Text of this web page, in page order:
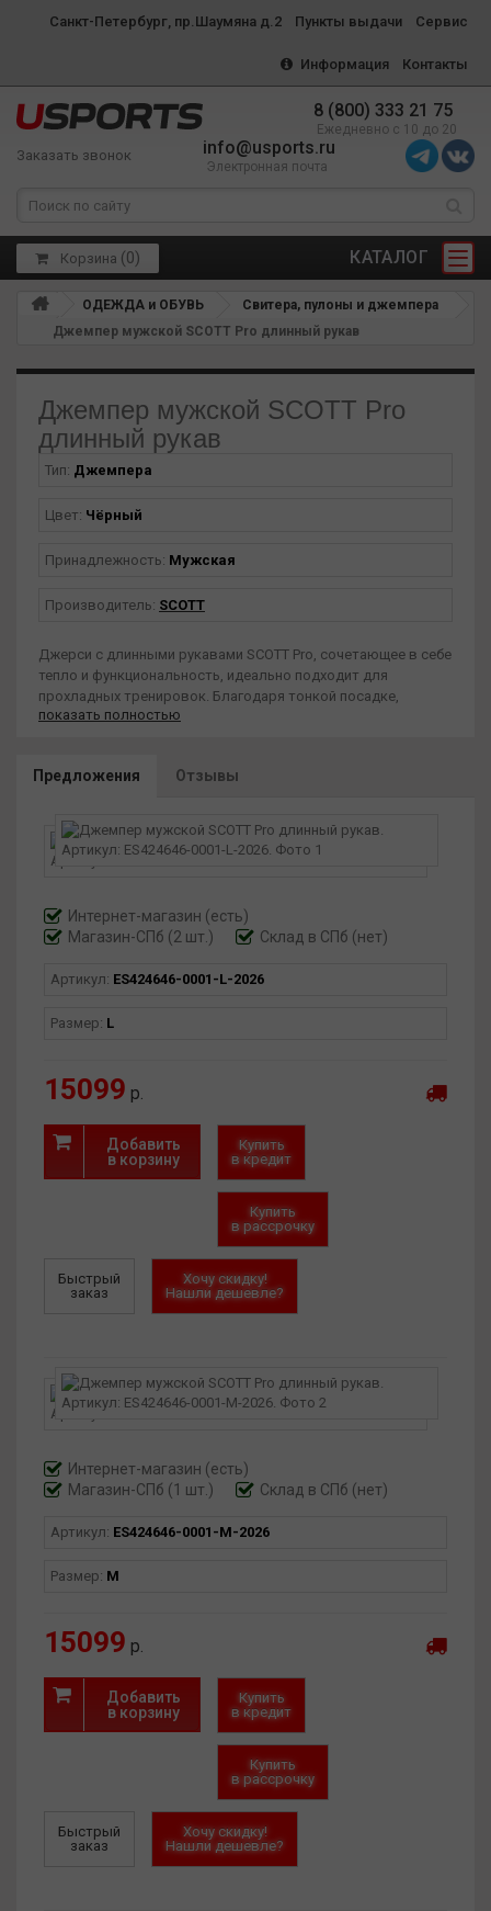
Санкт-Петербург, пр.Шаумяна д.2 Пункты выдачи Сервис
Информация Контакты
8 (800) 333 21 75
Ежедневно с 10 до 20
Заказать звонок info@usports.ru
Электронная почта
КАТАЛОГ
Корзина (0)
ОДЕЖДА и ОБУВЬ
Свитера, пулоны и джемпера
Джемпер мужской SCOTT Pro длинный рукав
Джемпер мужской SCOTT Pro
длинный рукав
Тип: Джемпера
Цвет: Чёрный
Принадлежность: Мужская
Производитель: SCOTT
Джерси с длинными рукавами SCOTT Pro, сочетающее в себе
тепло и функциональность, идеально подходит для
прохладных тренировок. Благодаря тонкой посадке,
уменьшающей сопротивление, она обеспечивает
(переработанный) + 87 % полиэстер (переработанный), 13 %
блоков, мягкие и дышащие ткани обеспечат вам комфорт в
любых условиях. 3 задних кармана, полуавтоматическая
передняя молния Vislon® во всю длину. Силиконовый
показать полностью
Предложения Отзывы
Интернет-магазин (есть)
Магазин-СПб (2 шт.)
Склад в СПб (нет)
Артикул: ES424646-0001-L-2026
Размер: L
15099 р.
Добавить
в корзину
Купить
в кредит
Купить
в рассрочку
Быстрый
заказ
Хочу скидку!
Нашли дешевле?
Интернет-магазин (есть)
Магазин-СПб (1 шт.)
Склад в СПб (нет)
Артикул: ES424646-0001-M-2026
Размер: M
15099 р.
Добавить
в корзину
Купить
в кредит
Купить
в рассрочку
Быстрый
заказ
Хочу скидку!
Нашли дешевле?